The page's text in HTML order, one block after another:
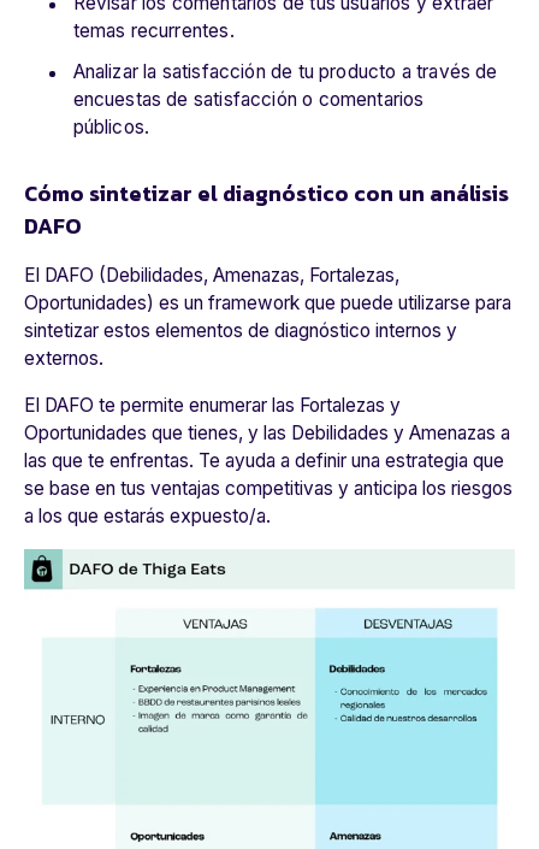
temas recurrentes.
Analizar la satisfacción de tu producto a través de
encuestas de satisfacción o comentarios
públicos.
Cómo sintetizar el diagnóstico con un análisis
DAFO
El DAFO (Debilidades, Amenazas, Fortalezas,
Oportunidades) es un framework que puede utilizarse para
sintetizar estos elementos de diagnóstico internos y
externos.
El DAFO te permite enumerar las Fortalezas y
Oportunidades que tienes, y las Debilidades y Amenazas a
las que te enfrentas. Te ayuda a definir una estrategia que
se base en tus ventajas competitivas y anticipa los riesgos
a los que estarás expuesto/a.